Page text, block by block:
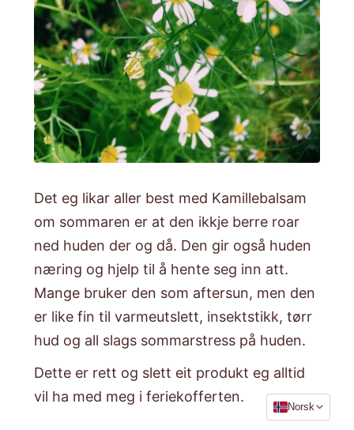
Det eg likar aller best med Kamillebalsam
om sommaren er at den ikkje berre roar
ned huden der og då. Den gir også huden
næring og hjelp til å hente seg inn att.
Mange bruker den som aftersun, men den
er like fin til varmeutslett, insektstikk, tørr
hud og all slags sommarstress på huden.
Dette er rett og slett eit produkt eg alltid
vil ha med meg i feriekofferten.
SpråkNorsk